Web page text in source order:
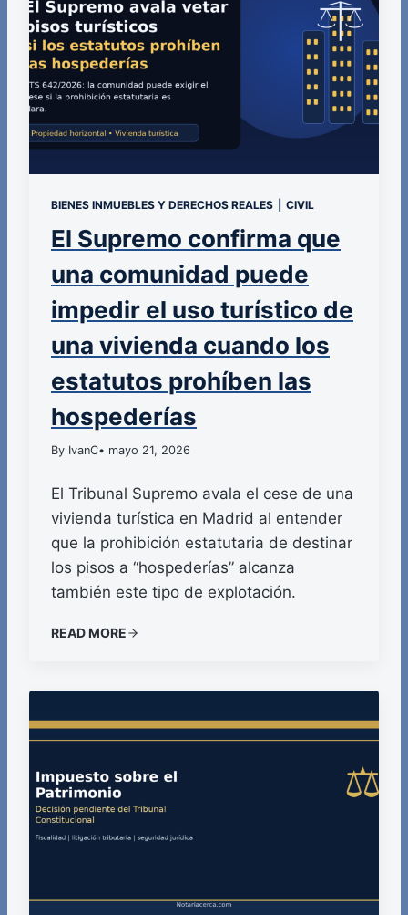
BIENES INMUEBLES Y DERECHOS REALES CIVIL
El Supremo confirma que
una comunidad puede
impedir el uso turístico de
una vivienda cuando los
estatutos prohíben las
hospederías
By IvanC• mayo 21, 2026
El Tribunal Supremo avala el cese de una
vivienda turística en Madrid al entender
que la prohibición estatutaria de destinar
los pisos a “hospederías” alcanza
también este tipo de explotación.
READ MORE